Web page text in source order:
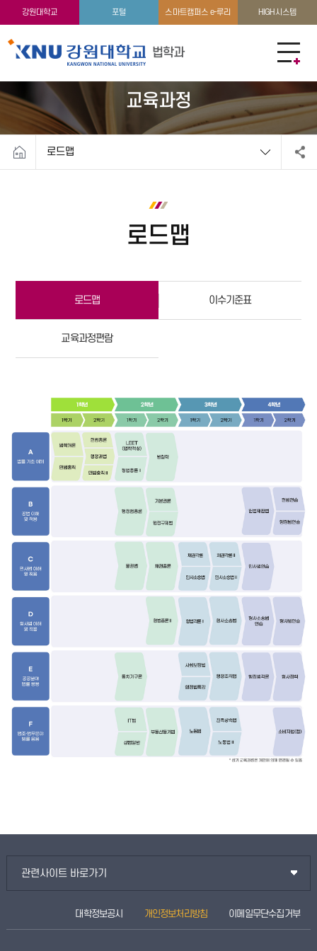
강원대학교 포털 스마트캠퍼스 e-루리 HIGH시스템
법학과
교수소개 지방입법정책·지역공익법률 지원 센터
교육과정
로드맵
로드맵
로드맵 이수기준표
교육과정편람
관련사이트 바로가기
대학정보공시 개인정보처리방침 이메일무단수집거부